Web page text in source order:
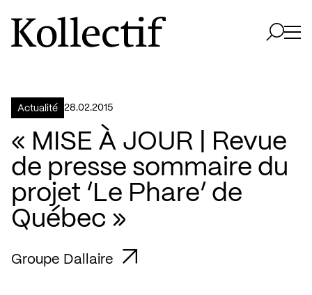
Aller à la page d'accueil
Logo Kollectif
Actualité 28.02.2015
« MISE À JOUR | Revue
de presse sommaire du
projet ‘Le Phare’ de
Québec »
Groupe Dallaire